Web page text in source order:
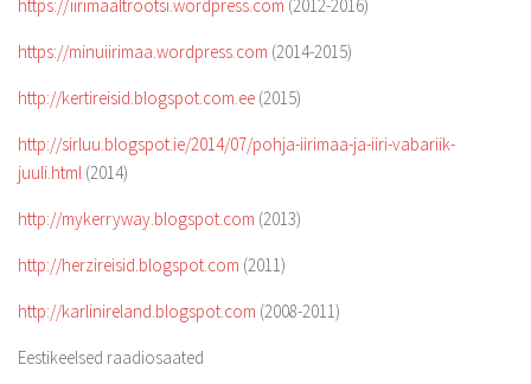
https://iirimaaltrootsi.wordpress.com (2012-2016)
https://minuiirimaa.wordpress.com (2014-2015)
http://kertireisid.blogspot.com.ee (2015)
http://sirluu.blogspot.ie/2014/07/pohja-iirimaa-ja-iiri-vabariik-
juuli.html (2014)
http://mykerryway.blogspot.com (2013)
http://herzireisid.blogspot.com (2011)
http://karlinireland.blogspot.com (2008-2011)
Eestikeelsed raadiosaated